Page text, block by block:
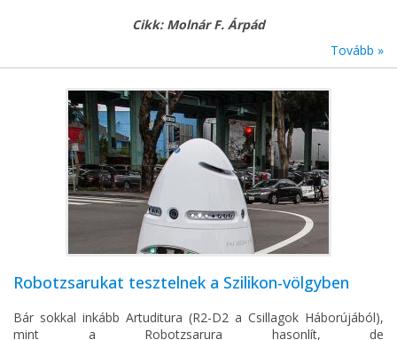
Cikk: Molnár F. Árpád
Tovább »
Robotzsarukat tesztelnek a Szilikon-völgyben
Bár sokkal inkább Artuditura (R2-D2 a Csillagok Háborújából),
mint a Robotzsarura hasonlít, de